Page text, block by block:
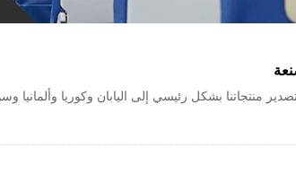
بشكل رئيسي إلى اليابان وكوريا وألمانيا